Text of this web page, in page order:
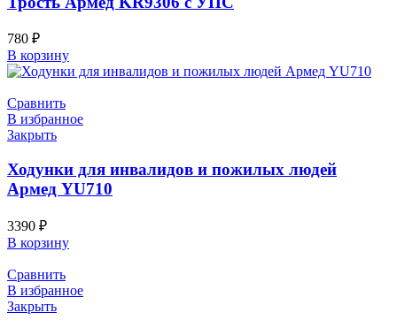
780 ₽
В корзину
Сравнить
В избранное
Закрыть
Ходунки для инвалидов и пожилых людей
Армед YU710
3390 ₽
В корзину
Сравнить
В избранное
Закрыть